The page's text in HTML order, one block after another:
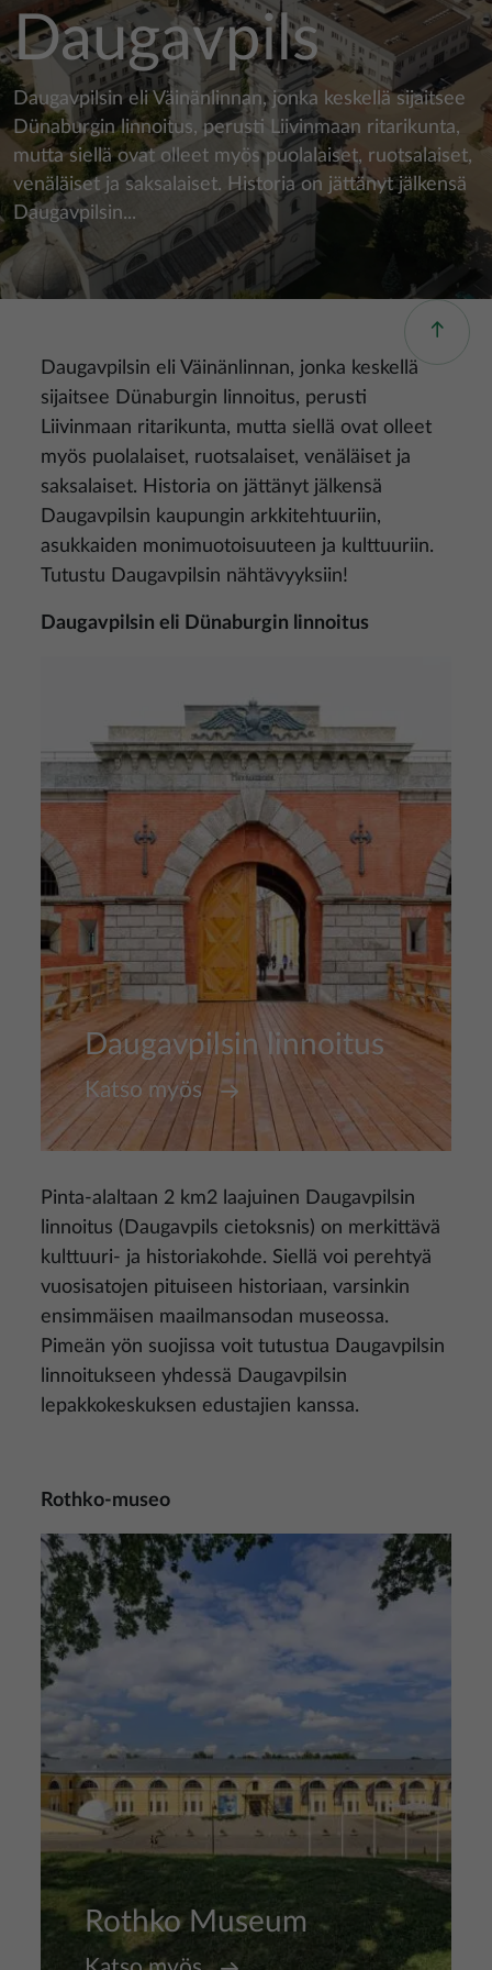
Daugavpils
Daugavpilsin eli Väinänlinnan, jonka keskellä sijaitsee
Dünaburgin linnoitus, perusti Liivinmaan ritarikunta,
mutta siellä ovat olleet myös puolalaiset, ruotsalaiset,
venäläiset ja saksalaiset. Historia on jättänyt jälkensä
Daugavpilsin...
Daugavpilsin eli Väinänlinnan, jonka keskellä
sijaitsee Dünaburgin linnoitus, perusti
Liivinmaan ritarikunta, mutta siellä ovat olleet
myös puolalaiset, ruotsalaiset, venäläiset ja
saksalaiset. Historia on jättänyt jälkensä
Daugavpilsin kaupungin arkkitehtuuriin,
asukkaiden monimuotoisuuteen ja kulttuuriin.
Tutustu Daugavpilsin nähtävyyksiin!
Daugavpilsin eli Dünaburgin linnoitus
Daugavpilsin linnoitus
Katso myös
Pinta-alaltaan 2 km2 laajuinen Daugavpilsin
linnoitus (Daugavpils cietoksnis) on merkittävä
kulttuuri- ja historiakohde. Siellä voi perehtyä
vuosisatojen pituiseen historiaan, varsinkin
ensimmäisen maailmansodan museossa.
Pimeän yön suojissa voit tutustua Daugavpilsin
linnoitukseen yhdessä Daugavpilsin
lepakkokeskuksen edustajien kanssa.
Rothko-museo
Rothko Museum
Kuva